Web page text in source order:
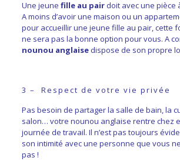
Une jeune fille au pairdoit avec une pièce
A moins d’avoir une maison ou un
pour accueillir une jeune fille au pair, cette
ne sera pas la bonne option pour vous. A
nounou anglaisedispose de son propre
3 – Respect de votre vie privée
Pas besoin de partager la salle de bain, la
salon… votre nounou anglaise rentre chez
journée de travail. Il n’est pas toujours
son intimité avec une personne que vous
pas !